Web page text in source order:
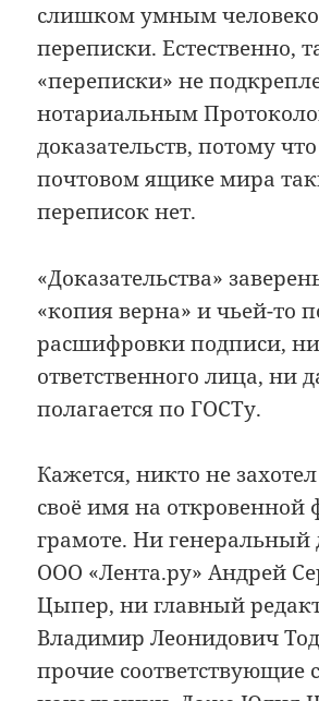
слишком умным
переписки. Естественно,
«переписки» не
нотариальным
доказательств, потому
почтовом ящике мира
переписок нет.
«Доказательства»
«копия верна» и чьей-то
расшифровки подписи,
ответственного лица, ни
полагается по ГОСТу.
Кажется, никто не
своё имя на
грамоте. Ни генеральный
ООО «Лента.ру» Андрей
Цыпер, ни главный
Владимир Леонидович
прочие соответствующие